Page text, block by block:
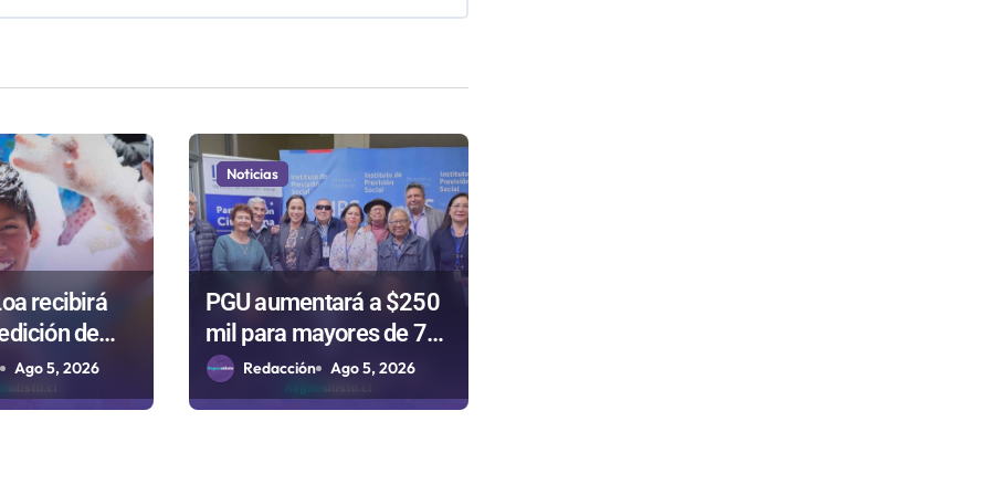
recibirá
de
celebrar
Ago 5, 2026
Noticias
PGU aumentará a $250
mil para mayores de 75
años gracias a la
reforma aprobada el
Redacción Ago 5, 2026